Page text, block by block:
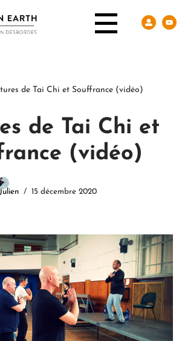
de Tai Chi et Souffrance (vidéo)
de Tai Chi et
(vidéo)
Julien 15 décembre 2020